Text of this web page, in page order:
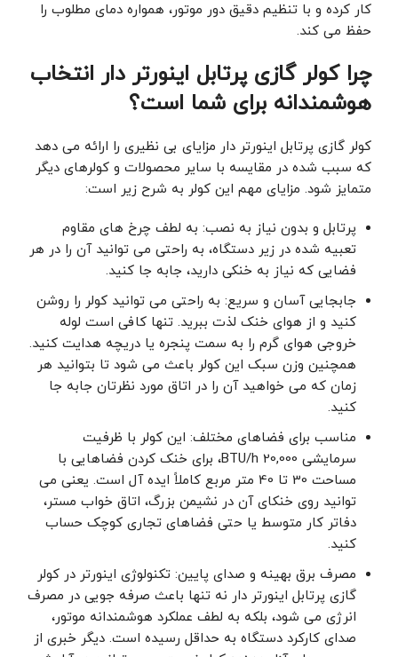
کار کرده و با تنظیم دقیق دور موتور، همواره دمای مطلوب را
حفظ می ‌کند.
چرا کولر گازی پرتابل اینورتر دار انتخاب
هوشمندانه برای شما است؟
کولر گازی پرتابل اینورتر دار مزایای بی ‌نظیری را ارائه می ‌دهد
که سبب شده در مقایسه با سایر محصولات و کولرهای دیگر
متمایز شود. مزایای مهم این کولر به شرح زیر است:
پرتابل و بدون نیاز به نصب: به لطف چرخ ‌های مقاوم
تعبیه ‌شده در زیر دستگاه، به راحتی می ‌توانید آن را در هر
فضایی که نیاز به خنکی دارید، جابه جا کنید.
جابجایی آسان و سریع: به راحتی می توانید کولر را روشن
کنید و از هوای خنک لذت ببرید. تنها کافی است لوله
خروجی هوای گرم را به سمت پنجره یا دریچه هدایت کنید.
همچنین وزن سبک این کولر باعث می شود تا بتوانید هر
زمان که می خواهید آن را در اتاق مورد نظرتان جابه جا
کنید.
مناسب برای فضاهای مختلف: این کولر با ظرفیت
سرمایشی 20,000 BTU/h، برای خنک کردن فضاهایی با
مساحت 30 تا 40 متر مربع کاملاً ایده ‌آل است. یعنی می‌
توانید روی خنکای آن در نشیمن بزرگ، اتاق خواب مستر،
دفاتر کار متوسط یا حتی فضاهای تجاری کوچک حساب
کنید.
مصرف برق بهینه و صدای پایین: تکنولوژی اینورتر در کولر
گازی پرتابل اینورتر دار نه تنها باعث صرفه ‌جویی در مصرف
انرژی می‌ شود، بلکه به لطف عملکرد هوشمندانه موتور،
صدای کارکرد دستگاه به حداقل رسیده است. دیگر خبری از